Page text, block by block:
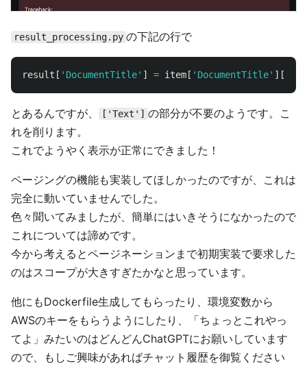
result_processing.py の下記の行で
result [ ' DocumentTitle' ] = item [ ' DocumentTitle' ][
とあるんですが、 ['Text'] の部分が不要のようです。こ
れを削ります。
これでようやく表示が正常にできました！
ページングの機能も実装してほしかったのですが、これは
完全に動いていませんでした。
色々聞いてみましたが、簡単にはいきそうになかったので
これについては諦めです。
今から考えるとページネーションまで初期実装で要求した
のはスコープが大きすぎたかなと思っています。
他にもDockerfile生成してもらったり、環境変数から
AWSのキーをもらうようにしたり、「ちょっとこれやっ
てよ」みたいのはどんどんChatGPTにお願いしています
ので、もしご興味があればチャット履歴を御覧ください